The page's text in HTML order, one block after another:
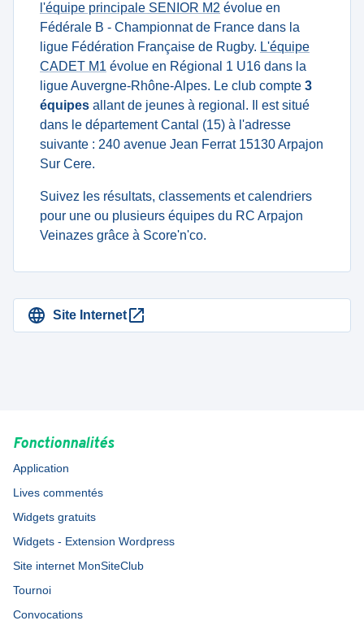
l'équipe principale SENIOR M2 évolue en
Fédérale B - Championnat de France dans la
ligue Fédération Française de Rugby. L'équipe
CADET M1 évolue en Régional 1 U16 dans la
ligue Auvergne-Rhône-Alpes. Le club compte 3
équipes allant de jeunes à regional. Il est situé
dans le département Cantal (15) à l'adresse
suivante : 240 avenue Jean Ferrat 15130 Arpajon
Sur Cere.
Suivez les résultats, classements et calendriers
pour une ou plusieurs équipes du RC Arpajon
Veinazes grâce à Score'n'co.
Site Internet
Fonctionnalités
Application
Lives commentés
Widgets gratuits
Widgets - Extension Wordpress
Site internet MonSiteClub
Tournoi
Convocations